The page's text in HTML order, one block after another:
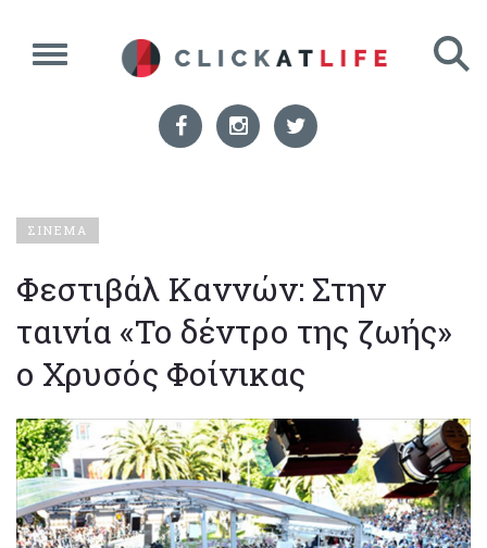
ΣΙΝΕΜΑ
Φεστιβάλ Καννών: Στην
ταινία «Το δέντρο της ζωής»
ο Χρυσός Φοίνικας